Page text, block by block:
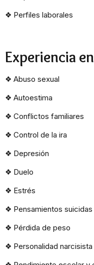
❖ Perfiles laborales
Experiencia
❖ Abuso sexual
❖ Autoestima
❖ Conflictos familiares
❖ Control de la ira
❖ Depresión
❖ Duelo
❖ Estrés
❖ Pensamientos suicidas
❖ Pérdida de peso
❖ Personalidad narcisista